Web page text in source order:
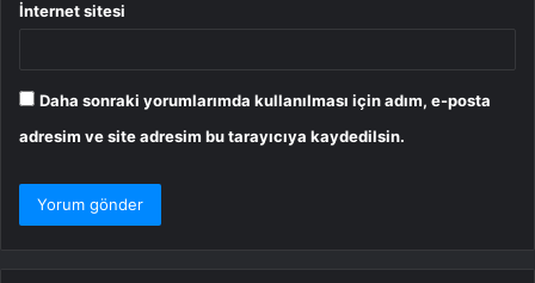
İnternet sitesi
Daha sonraki yorumlarımda kullanılması için adım, e-posta
adresim ve site adresim bu tarayıcıya kaydedilsin.